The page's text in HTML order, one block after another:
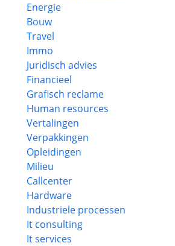
Energie
Bouw
Travel
Immo
Juridisch advies
Financieel
Grafisch reclame
Human resources
Vertalingen
Verpakkingen
Opleidingen
Milieu
Callcenter
Hardware
Industriele processen
It consulting
It services